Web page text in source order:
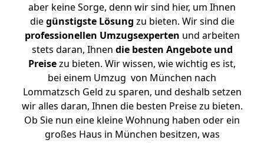
aber keine Sorge, denn wir sind hier, um Ihnen
diegünstigste Lösung zu bieten. Wir sind die
professionellen Umzugsexperten und arbeiten
stets daran, Ihnen die besten Angebote und
Preisezu bieten. Wir wissen, wie wichtig es ist,
bei einem Umzug von München nach
Lommatzsch Geld zu sparen, und deshalb setzen
wir alles daran, Ihnen die besten Preise zu bieten.
Ob Sie nun eine kleine Wohnung haben oder ein
großes Haus in München besitzen, was